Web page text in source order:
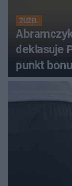
ŻUŻEL
deklasuje
punkt